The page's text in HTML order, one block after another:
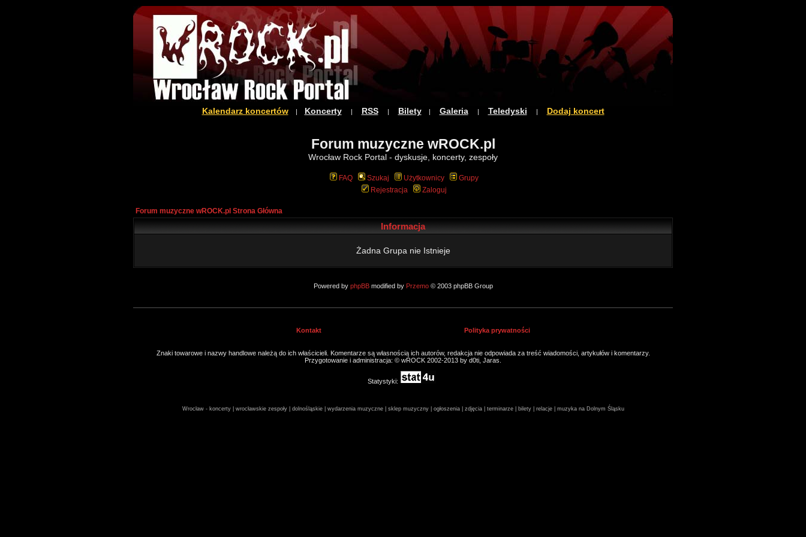
Kalendarz koncertów| Koncerty| RSS| Bilety| Galeria| Teledyski | Dodaj koncert
Forum muzyczne wROCK.pl
Wrocław Rock Portal - dyskusje, koncerty, zespoły
FAQ Szukaj Użytkownicy
Grupy
Rejestracja
Zaloguj
Forum muzyczne wROCK.pl Strona Główna
Informacja
Żadna Grupa nie Istnieje
Powered by phpBBmodified by Przemo© 2003 phpBB Group
Kontakt Polityka prywatności
Znaki towarowe i nazwy handlowe należą do ich właścicieli. Komentarze są własnością ich autorów, redakcja nie odpowiada za treść wiadomości, artykułów i komentarzy.
Przygotowanie i administracja: © wROCK 2002-2013 by d0ti, Jaras.
Statystyki:
Wrocław - koncerty | wrocławskie zespoły | dolnośląskie | wydarzenia muzyczne | sklep muzyczny | ogłoszenia | zdjęcia | terminarze | bilety | relacje | muzyka na Dolnym Śląsku